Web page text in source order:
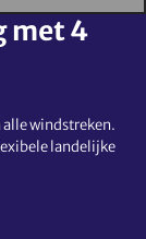
met 4
windstreken.
landelijke